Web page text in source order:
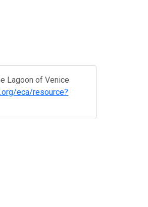
Lagoon of Venice
eca/resource?